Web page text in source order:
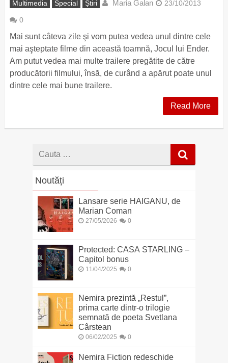
Multimedia Special Știri Maria Galan 23/10/2013
0
Mai sunt câteva zile şi vom putea vedea unul dintre cele
mai aşteptate filme din această toamnă, Jocul lui Ender.
Am putut vedea mai multe trailere pregătite de către
producătorii filmului, însă, de curând a apărut poate unul
dintre cele mai bune trailere.
Read More
Cauta
Noutăți
Lansare serie HAIGANU, de
Marian Coman
27/05/2026 0
Protected: CASA STARLING –
Capitol bonus
11/04/2025 0
Nemira prezintă „Restul”,
prima carte dintr-o trilogie
semnată de poeta Svetlana
Cârstean
06/02/2025 0
Nemira Fiction redeschide